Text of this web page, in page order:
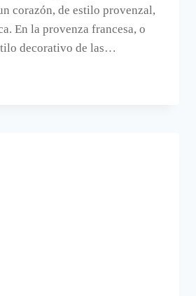
corazón, de estilo provenzal,
En la provenza francesa, o
decorativo de las…